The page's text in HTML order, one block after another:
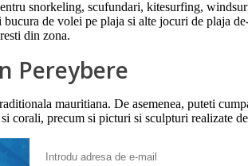
snorkeling, scufundari, kitesurfing,
de volei pe plaja si alte jocuri de plaja
din zona.
Pereybere
mauritiana. De asemenea, puteti
corali, precum si picturi si sculpturi realizate